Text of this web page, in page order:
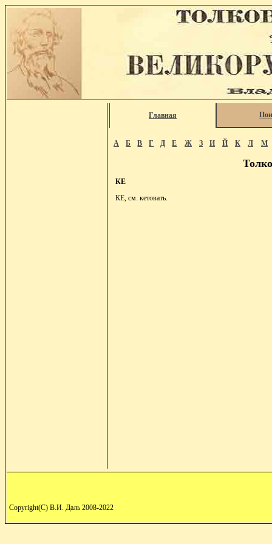
Главная
А Б В Г Д Е Ж З И Й К Л М
КЕ
КЕ, см. кетовать.
Copyright(C) В.И. Даль 2008-2022